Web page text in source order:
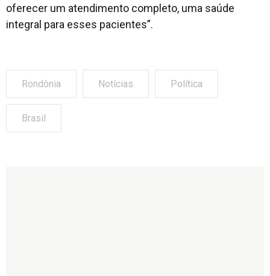
oferecer um atendimento completo, uma saúde
integral para esses pacientes”.
Rondônia Notícias Política
Brasil